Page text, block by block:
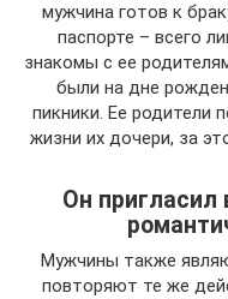
мужчина готов к
паспорте – всего
знакомы с ее
были на дне
пикники. Ее родители
жизни их дочери, за
Он пригласил
Мужчины также
повторяют те же